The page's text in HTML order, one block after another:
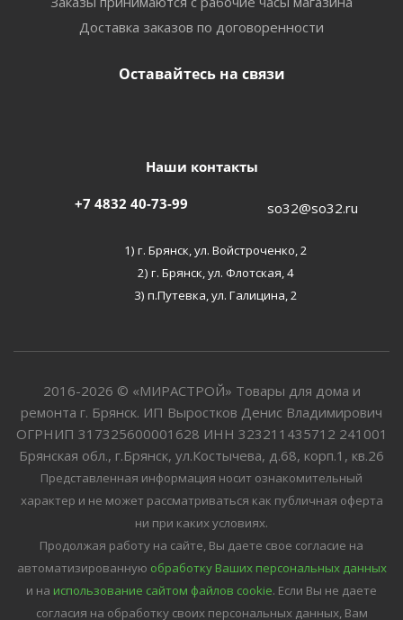
Доставка заказов по договоренности
Оставайтесь на связи
Наши контакты
+7 4832 40-73-99 so32@so32.ru
1) г. Брянск, ул. Войстроченко, 2
2) г. Брянск, ул. Флотская, 4
3) п.Путевка, ул. Галицина, 2
2016-2026 © «МИРАСТРОЙ» Товары для дома и
ремонта г. Брянск. ИП Выростков Денис Владимирович
ОГРНИП 317325600001628 ИНН 323211435712 241001
Брянская обл., г.Брянск, ул.Костычева, д.68, корп.1, кв.26
Представленная информация носит ознакомительный
характер и не может рассматриваться как публичная оферта
ни при каких условиях.
Продолжая работу на сайте, Вы даете свое согласие на
автоматизированную обработку Ваших персональных данных
и на использование сайтом файлов cookie. Если Вы не даете
согласия на обработку своих персональных данных, Вам